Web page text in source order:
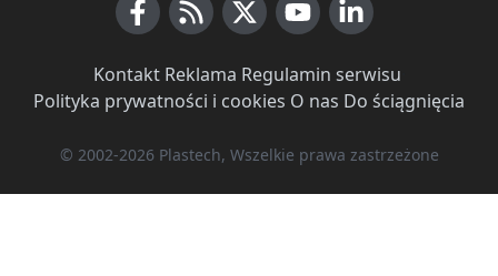
Kontakt· Reklama Regulamin serwisu
Polityka prywatności i cookies O nas Do ściągnięcia
© 2002-2026 Plastech, Wszelkie prawa zastrzeżone